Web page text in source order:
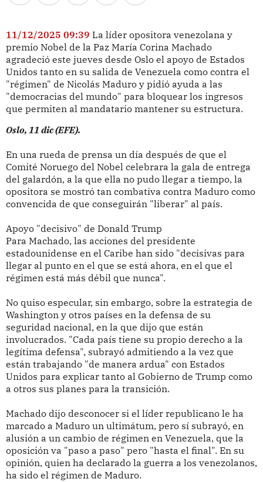
11/12/2025 09:39 La líder opositora venezolana y
premio Nobel de la Paz María Corina Machado
agradeció este jueves desde Oslo el apoyo de Estados
Unidos tanto en su salida de Venezuela como contra el
"régimen" de Nicolás Maduro y pidió ayuda a las
"democracias del mundo" para bloquear los ingresos
que permiten al mandatario mantener su estructura.
Oslo, 11 dic (EFE).
En una rueda de prensa un día después de que el
Comité Noruego del Nobel celebrara la gala de entrega
del galardón, a la que ella no pudo llegar a tiempo, la
opositora se mostró tan combativa contra Maduro como
convencida de que conseguirán "liberar" al país.
Apoyo "decisivo" de Donald Trump
Para Machado, las acciones del presidente
estadounidense en el Caribe han sido "decisivas para
llegar al punto en el que se está ahora, en el que el
régimen está más débil que nunca".
No quiso especular, sin embargo, sobre la estrategia de
Washington y otros países en la defensa de su
seguridad nacional, en la que dijo que están
involucrados. "Cada país tiene su propio derecho a la
legítima defensa", subrayó admitiendo a la vez que
están trabajando "de manera ardua" con Estados
Unidos para explicar tanto al Gobierno de Trump como
a otros sus planes para la transición.
Machado dijo desconocer si el líder republicano le ha
marcado a Maduro un ultimátum, pero sí subrayó, en
alusión a un cambio de régimen en Venezuela, que la
oposición va "paso a paso" pero "hasta el final". En su
opinión, quien ha declarado la guerra a los venezolanos,
ha sido el régimen de Maduro.